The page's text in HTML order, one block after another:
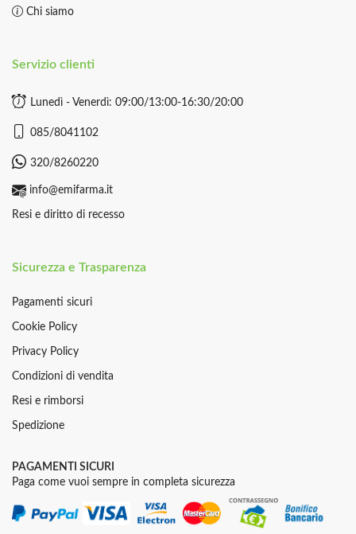
Chi siamo
Servizio clienti
Lunedì - Venerdì: 09:00/13:00-16:30/20:00
085/8041102
320/8260220
info@emifarma.it
Resi e diritto di recesso
Sicurezza e Trasparenza
Pagamenti sicuri
Cookie Policy
Privacy Policy
Condizioni di vendita
Resi e rimborsi
Spedizione
PAGAMENTI SICURI
Paga come vuoi sempre in completa sicurezza